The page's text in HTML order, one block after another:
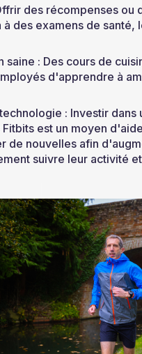
des récompenses
des examens de
saine : Des cours de
d'apprendre à
: Investir
est un moyen
de nouvelles afin
suivre leur activité